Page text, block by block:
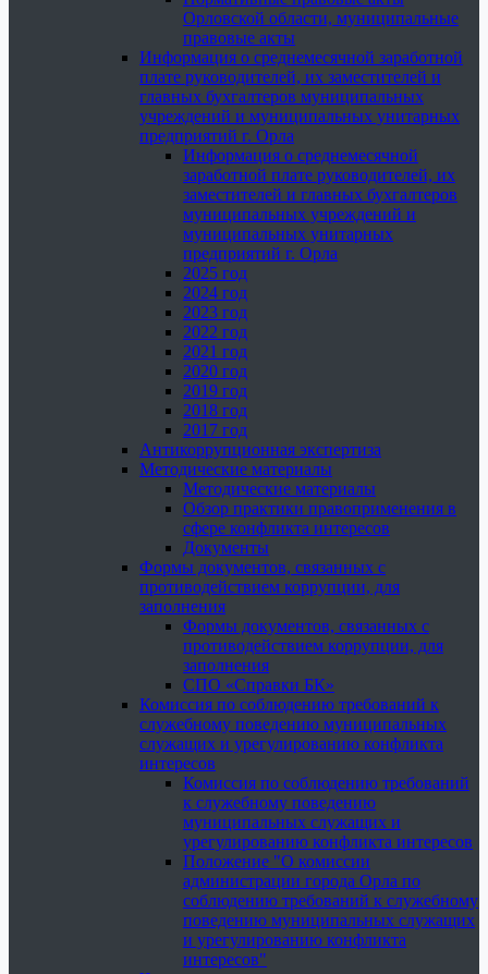
Орловской области, муниципальные
правовые акты
Информация о среднемесячной заработной
плате руководителей, их заместителей и
главных бухгалтеров муниципальных
учреждений и муниципальных унитарных
предприятий г. Орла
Информация о среднемесячной
заработной плате руководителей, их
заместителей и главных бухгалтеров
муниципальных учреждений и
муниципальных унитарных
предприятий г. Орла
2025 год
2024 год
2023 год
2022 год
2021 год
2020 год
2019 год
2018 год
2017 год
Антикоррупционная экспертиза
Методические материалы
Методические материалы
Обзор практики правоприменения в
сфере конфликта интересов
Документы
Формы документов, связанных с
противодействием коррупции, для
заполнения
Формы документов, связанных с
противодействием коррупции, для
заполнения
СПО «Справки БК»
Комиссия по соблюдению требований к
служебному поведению муниципальных
служащих и урегулированию конфликта
интересов
Комиссия по соблюдению требований
к служебному поведению
муниципальных служащих и
урегулированию конфликта интересов
Положение "О комиссии
администрации города Орла по
соблюдению требований к служебному
поведению муниципальных служащих
и урегулированию конфликта
интересов"